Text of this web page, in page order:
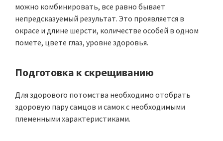
можно комбинировать, все равно бывает
непредсказуемый результат. Это проявляется в
окрасе и длине шерсти, количестве особей в одном
помете, цвете глаз, уровне здоровья.
Подготовка к скрещиванию
Для здорового потомства необходимо отобрать
здоровую пару самцов и самок с необходимыми
племенными характеристиками.